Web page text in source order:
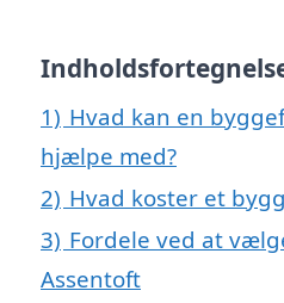
1) Hvad kan en
hjælpe med?
2) Hvad koster et
3) Fordele ved at
Assentoft